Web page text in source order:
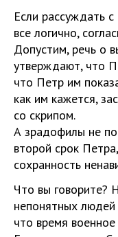
Если рассуждать
все логично,
Допустим, речь о
утверждают, что
что Петр им
как им кажется,
со скрипом.
А зрадофилы не
второй срок
сохранность
Что вы говорите?
непонятных
что время